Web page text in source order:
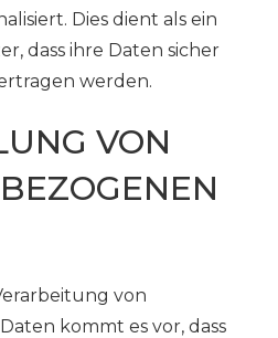
Dies dient als ein
dass ihre Daten sicher
werden.
VON
von
kommt es vor, dass